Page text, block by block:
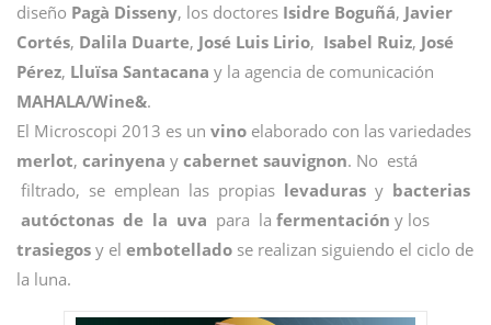
diseño Pagà Disseny, los doctores Isidre Boguñá, Javier
Cortés, Dalila Duarte, José Luis Lirio, Isabel Ruiz, José
Pérez, Lluïsa Santacana y la agencia de comunicación
MAHALA/Wine&.
El Microscopi 2013 es un vino elaborado con las variedades
merlot, carinyena y cabernet sauvignon. No está
filtrado, se emplean las propias levaduras y bacterias
autóctonas de la uva para la fermentación y los
trasiegos y el embotellado se realizan siguiendo el ciclo de
la luna.